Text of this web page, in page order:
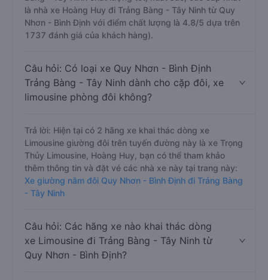
là nhà xe Hoàng Huy đi Trảng Bàng - Tây Ninh từ Quy
Nhơn - Bình Định với điểm chất lượng là 4.8/5 dựa trên
1737 đánh giá của khách hàng).
Câu hỏi: Có loại xe Quy Nhơn - Bình Định
Trảng Bàng - Tây Ninh dành cho cặp đôi, xe
limousine phòng đôi không?
Trả lời: Hiện tại có 2 hãng xe khai thác dòng xe
Limousine giường đôi trên tuyến đường này là xe Trọng
Thủy Limousine, Hoàng Huy, bạn có thể tham khảo
thêm thông tin và đặt vé các nhà xe này tại trang này:
Xe giường nằm đôi Quy Nhơn - Bình Định đi Trảng Bàng
- Tây Ninh
Câu hỏi: Các hãng xe nào khai thác dòng
xe Limousine đi Trảng Bàng - Tây Ninh từ
Quy Nhơn - Bình Định?